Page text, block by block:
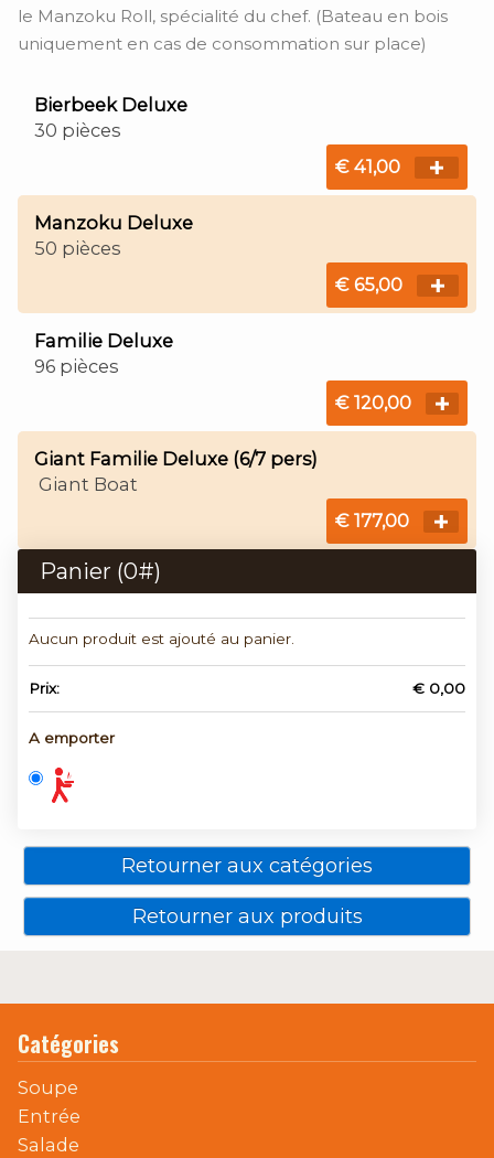
le Manzoku Roll, spécialité du chef. (Bateau en bois
uniquement en cas de consommation sur place)
Bierbeek Deluxe
30 pièces
€ 41,00
Manzoku Deluxe
50 pièces
€ 65,00
Familie Deluxe
96 pièces
€ 120,00
Giant Familie Deluxe (6/7 pers)
Giant Boat
€ 177,00
Panier (0#)
Aucun produit est ajouté au panier.
Prix: € 0,00
A emporter
Retourner aux catégories
Retourner aux produits
Catégories
Soupe
Entrée
Salade